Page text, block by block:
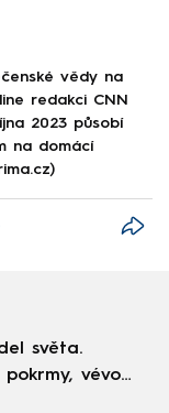
vědy na
redakci CNN
2023 působí
na domácí
světa.
vévodí